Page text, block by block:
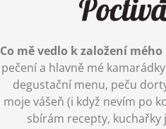
Co mě vedlo k založení mého
pečení a hlavně mé
degustační menu, peču
moje vášeň (i když nevím po
sbírám recepty,